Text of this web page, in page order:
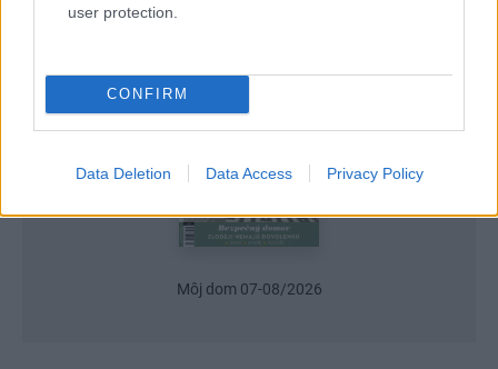
user protection.
CONFIRM
Data Deletion Data Access Privacy Policy
Najnovšie časopisy
Môj dom 07-08/2026